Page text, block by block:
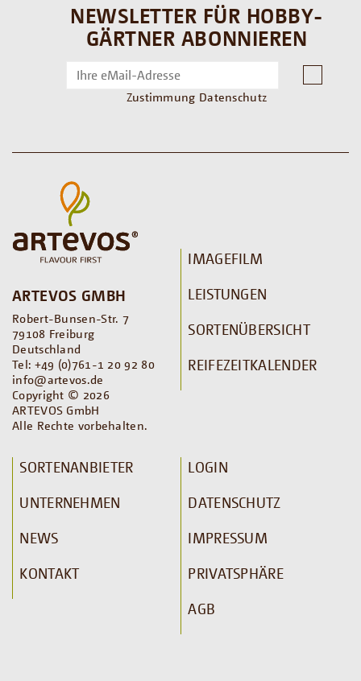
NEWSLETTER FÜR HOBBY-
GÄRTNER ABONNIEREN
Zustimmung Datenschutz
ARTEVOS GMBH
Robert-Bunsen-Str. 7
79108 Freiburg
Deutschland
Tel: +49 (0)761-1 20 92 80
info@artevos.de
Copyright © 2026
ARTEVOS GmbH
Alle Rechte vorbehalten.
IMAGEFILM
LEISTUNGEN
SORTENÜBERSICHT
REIFEZEITKALENDER
SORTENANBIETER
UNTERNEHMEN
NEWS
KONTAKT
LOGIN
DATENSCHUTZ
IMPRESSUM
PRIVATSPHÄRE
AGB